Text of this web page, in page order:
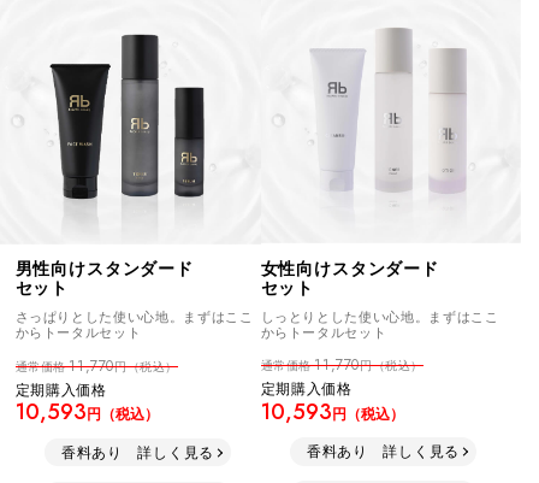
男性向けスタンダード
セット
さっぱりとした使い心地。まずはここ
からトータルセット
通常価格11,770円（税込）
定期購入価格
10,593円（税込）
香料あり 詳しく見る
女性向けスタンダード
セット
しっとりとした使い心地。まずはここ
からトータルセット
通常価格11,770円（税込）
定期購入価格
10,593円（税込）
香料あり 詳しく見る